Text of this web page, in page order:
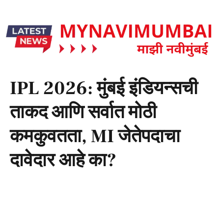
IPL 2026: मुंबई इंडियन्सची
ताकद आणि सर्वात मोठी
कमकुवतता, MI जेतेपदाचा
दावेदार आहे का?